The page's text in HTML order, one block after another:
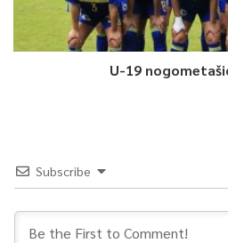
U-19
Subscribe